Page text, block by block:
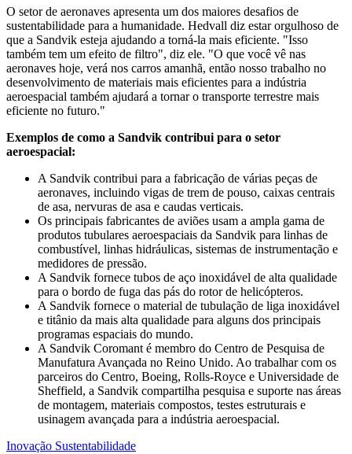
O setor de aeronaves apresenta um dos maiores desafios de
sustentabilidade para a humanidade. Hedvall diz estar orgulhoso de
que a Sandvik esteja ajudando a torná-la mais eficiente. "Isso
também tem um efeito de filtro", diz ele. "O que você vê nas
aeronaves hoje, verá nos carros amanhã, então nosso trabalho no
desenvolvimento de materiais mais eficientes para a indústria
aeroespacial também ajudará a tornar o transporte terrestre mais
eficiente no futuro."
Exemplos de como a Sandvik contribui para o setor
aeroespacial:
A Sandvik contribui para a fabricação de várias peças de
aeronaves, incluindo vigas de trem de pouso, caixas centrais
de asa, nervuras de asa e caudas verticais.
Os principais fabricantes de aviões usam a ampla gama de
produtos tubulares aeroespaciais da Sandvik para linhas de
combustível, linhas hidráulicas, sistemas de instrumentação e
medidores de pressão.
A Sandvik fornece tubos de aço inoxidável de alta qualidade
para o bordo de fuga das pás do rotor de helicópteros.
A Sandvik fornece o material de tubulação de liga inoxidável
e titânio da mais alta qualidade para alguns dos principais
programas espaciais do mundo.
A Sandvik Coromant é membro do Centro de Pesquisa de
Manufatura Avançada no Reino Unido. Ao trabalhar com os
parceiros do Centro, Boeing, Rolls-Royce e Universidade de
Sheffield, a Sandvik compartilha pesquisa e suporte nas áreas
de montagem, materiais compostos, testes estruturais e
usinagem avançada para a indústria aeroespacial.
Inovação Sustentabilidade